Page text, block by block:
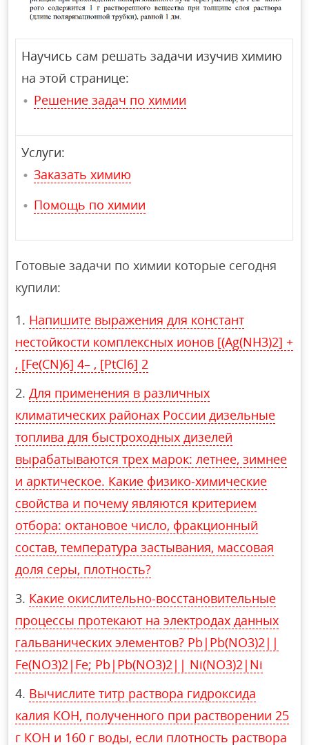
Научись сам решать задачи изучив химию
на этой странице:
Решение задач по химии
Услуги:
Заказать химию
Помощь по химии
Готовые задачи по химии которые сегодня
купили:
Напишите выражения для констант
нестойкости комплексных ионов [(Ag(NH3)2] +
, [Fe(CN)6] 4– , [PtCl6] 2
Для применения в различных
климатических районах России дизельные
топлива для быстроходных дизелей
вырабатываются трех марок: летнее, зимнее
и арктическое. Какие физико-химические
свойства и почему являются критерием
отбора: октановое число, фракционный
состав, температура застывания, массовая
доля серы, плотность?
Какие окислительно-восстановительные
процессы протекают на электродах данных
гальванических элементов? Pb|Pb(NO3)2||
Fe(NO3)2|Fe; Pb|Pb(NO3)2|| Ni(NO3)2|Ni
Вычислите титр раствора гидроксида
калия КОН, полученного при растворении 25
г КОН и 160 г воды, если плотность раствора